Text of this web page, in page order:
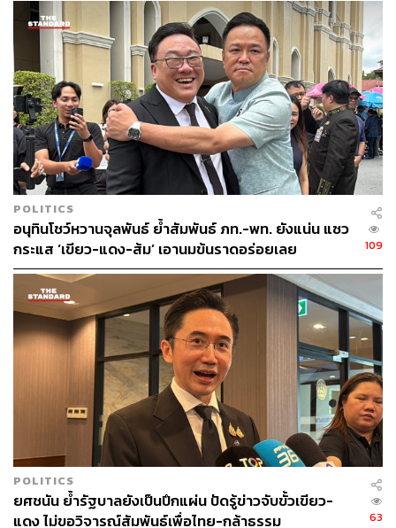
ขณะเดียวกัน พลตำรวจเอกศรีวราห์ ยังกล่าวถึงการนัดชุมนุม
ของกลุ่มคนอยากเลือกตั้งในวันพรุ่งนี้ที่จะบุกไปทำเนียบ
รัฐบาล โดยยืนยันว่าหากผู้ชุมนุมมีการเคลื่อนขบวนออกจาก
มหาวิทยาลัยธรรมศาสตร์มาที่ทำเนียบรัฐบาล ตำรวจจะ
ทำการจับกุมทันที เพราะกระทำความผิด พ.ร.บ. การชุมนุม
พื้นที่สาธารณะ แม้จะอ้างว่าขออนุญาตตำรวจในพื้นที่แล้ว
ก็ตาม โดยเตรียมกำลังตำรวจควบคุมฝูงชน 3-20 กองร้อย
ดูแลพื้นที่ตามสถานการณ์ เพราะการชุมนุมใกล้กับเขตพระ
ราชฐาน 150 เมตร อีกทั้งยังกำหนดพื้นที่ทำเนียบรัฐบาล 50
เมตรเป็นพื้นที่ควบคุมด้วย
พลตำรวจเอกศรีวราห์ยังกล่าวด้วยว่า การข่าวรายงานว่าจะมี
กลุ่มเสื้อแดงฮาร์ดคอร์ เข้ามาสร้างสถานการณ์ ซึ่งได้สั่งให้
ตำรวจจับตาดูเป็นพิเศษ เพราะกลัวว่าจะเกิดเหตุการณ์ความ
รุนแรงเกิดขึ้น
POLITICS
อนุทินโชว์หวานจุลพันธ์ ย้ำสัมพันธ์ ภท.-พท. ยังแน่น แซว
กระแส ‘เขียว-แดง-ส้ม’ เอานมข้นราดอร่อยเลย
109
POLITICS
ยศชนัน ย้ำรัฐบาลยังเป็นปึกแผ่น ปัดรู้ข่าวจับขั้วเขียว-
แดง ไม่ขอวิจารณ์สัมพันธ์เพื่อไทย-กล้าธรรม
63